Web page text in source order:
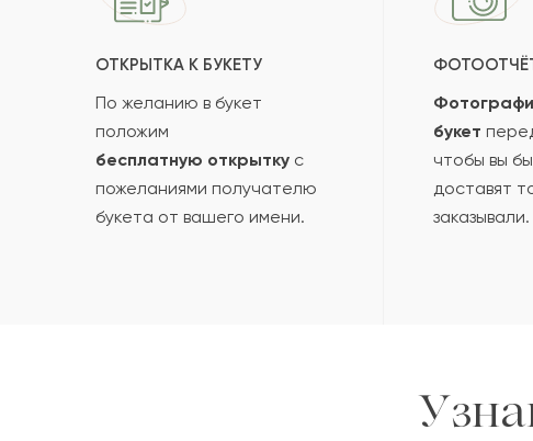
ОТКРЫТКА К БУКЕТУ
По желанию в букет
положим
бесплатную открытку с
пожеланиями получателю
букета от вашего имени.
букет
чтобы вы
доставят
заказывали.